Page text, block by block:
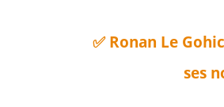
✅ Ronan Le
ses